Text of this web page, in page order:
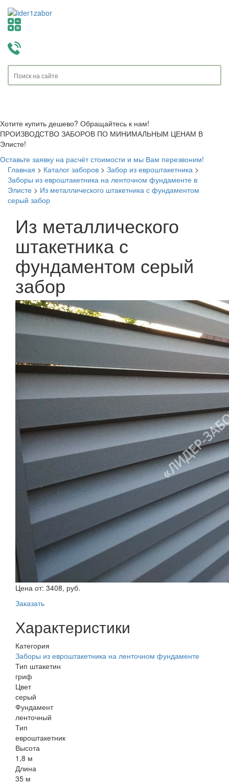
Хотите купить дешево? Обращайтесь к нам!
ПРОИЗВОДСТВО ЗАБОРОВ ПО МИНИМАЛЬНЫМ ЦЕНАМ В
Элисте!
Оставьте заявку на расчёт стоимости и мы Вам перезвоним!
Главная > Каталог заборов > Забор из евроштакетника >
Заборы из евроштакетника на ленточном фундаменте в
Элисте > Из металлического штакетника с фундаментом
серый забор
Из металлического
штакетника с
фундаментом серый
забор
Цена от: 3408, руб.
Заказать
Характеристики
Категория
Заборы из евроштакетника на ленточном фундаменте
Тип штакетин
гриф
Цвет
серый
Фундамент
ленточный
Тип
евроштакетник
Высота
1,8 м
Длина
35 м